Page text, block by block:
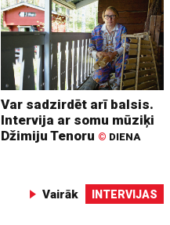
Var sadzirdēt arī balsis.
Intervija ar somu mūziķi
Džimiju Tenoru © DIENA
Vairāk INTERVIJAS